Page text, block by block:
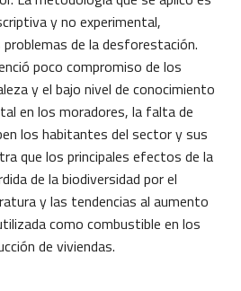
y no experimental,
de la desforestación.
poco compromiso de los
y el bajo nivel de conocimiento
en los moradores, la falta de
los habitantes del sector y sus
que los principales efectos de la
de la biodiversidad por el
y las tendencias al aumento
como combustible en los
de viviendas.